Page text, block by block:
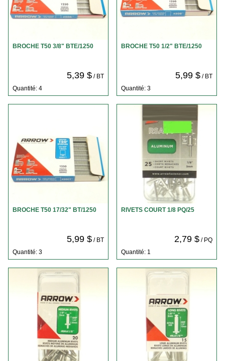
BROCHE T50 3/8" BTE/1250
5,39 $/ BT
Quantité: 4
BROCHE T50 1/2" BTE/1250
5,99 $/ BT
Quantité: 3
BROCHE T50 17/32" BT/1250
5,99 $/ BT
Quantité: 3
RIVETS COURT 1/8 PQ/25
2,79 $/ PQ
Quantité: 1